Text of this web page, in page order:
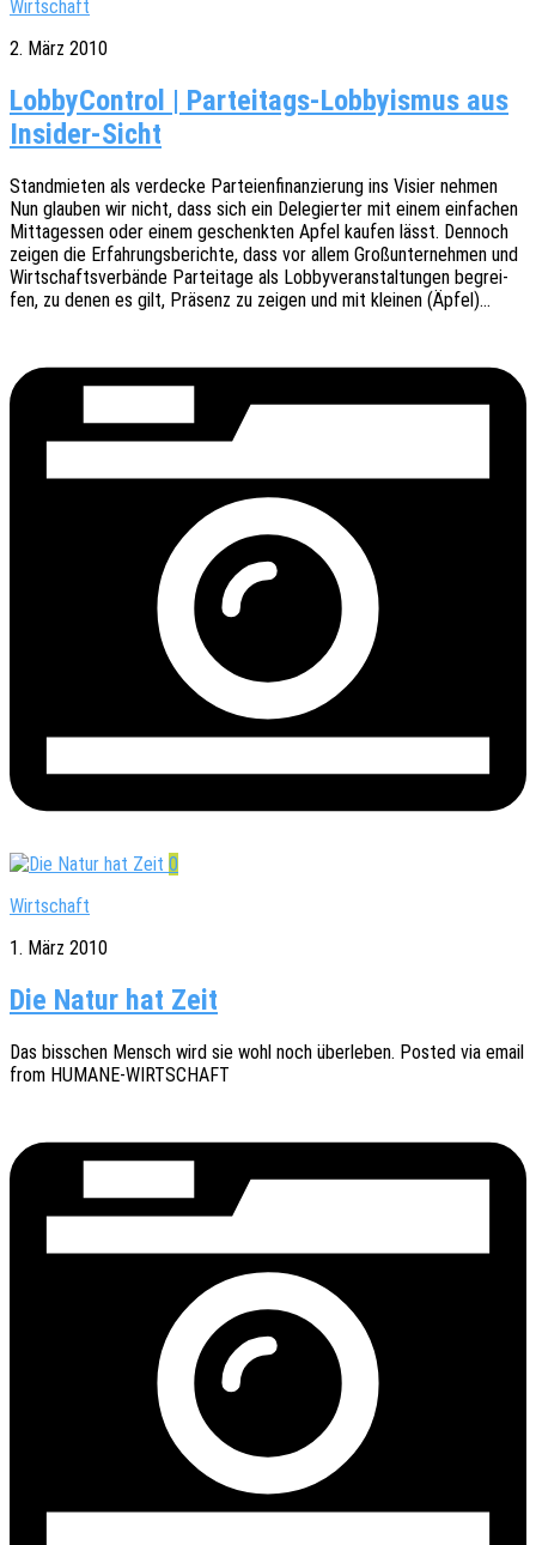
Wirtschaft
2. März 2010
LobbyControl | Parteitags-Lobbyismus aus
Insider-Sicht
Stand­mie­ten als verde­cke Partei­en­fi­nan­zie­rung ins Visier nehmen
Nun glau­ben wir nicht, dass sich ein Dele­gier­ter mit einem einfa­chen
Mittag­essen oder einem geschenk­ten Apfel kaufen lässt. Dennoch
zeigen die Erfah­rungs­be­rich­te, dass vor allem Groß­un­ter­neh­men und
Wirt­schafts­ver­bän­de Partei­ta­ge als Lobby­ver­an­stal­tun­gen begrei­
fen, zu denen es gilt, Präsenz zu zeigen und mit klei­nen (Äpfel)…
0
Wirtschaft
1. März 2010
Die Natur hat Zeit
Das biss­chen Mensch wird sie wohl noch über­le­ben. Posted via email
from HUMANE-WIRTSCHAFT